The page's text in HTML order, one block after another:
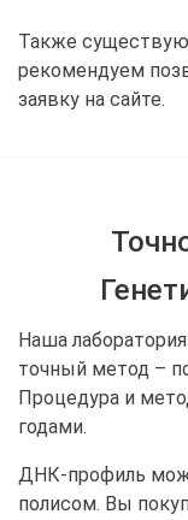
Также
рекомендуем
заявку на сайте.
Наша
точный метод –
Процедура и
годами.
ДНК-профиль
полисом. Вы